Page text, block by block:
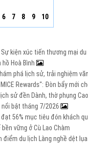
6 7 8 9 10
Sự kiện xúc tiến thương mại
hồ Hoà Bình
phá lịch sử, trải nghiệm
Rewards": Đòn bẩy mới
sử đền Dành, thờ phụng
bật tháng 7/2026
đạt 56% mục tiêu đón khách
vững ở Cù Lao Chàm
điểm du lịch Làng nghề dệt